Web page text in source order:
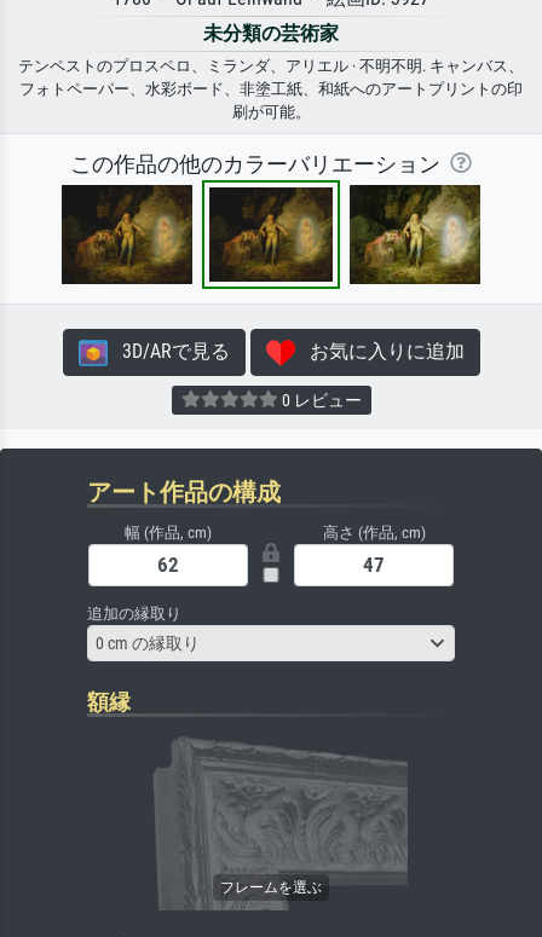
未分類の芸術家
テンペストのプロスペロ、ミランダ、アリエル · 不明不明. キャンバス、
フォトペーパー、水彩ボード、非塗工紙、和紙へのアートプリントの印
刷が可能。
この作品の他のカラーバリエーション
3D/ARで見る お気に入りに追加
0 レビュー
アート作品の構成
幅 (作品, cm) 高さ (作品, cm)
追加の縁取り
0 cm の縁取り
額縁